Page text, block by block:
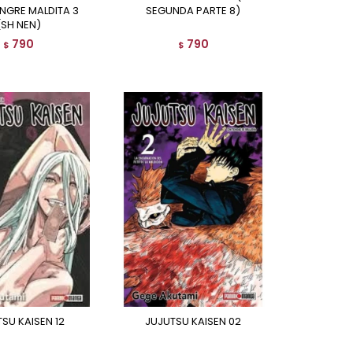
MALDITA 3
NEN)
$ 790
SEGUNDA PARTE 8)
$ 790
KAISEN 12 JUJUTSU KAISEN 02